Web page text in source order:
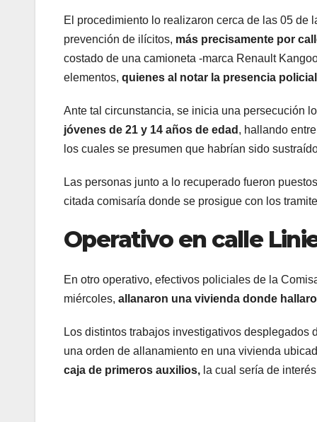
El procedimiento lo realizaron cerca de las 05 de
prevención de ilícitos, más precisamente por
costado de una camioneta -marca Renault
elementos, quienes al notar la presencia
Ante tal circunstancia, se inicia una persecución
jóvenes de 21 y 14 años de edad , hallando
los cuales se presumen que habrían sido
Las personas junto a lo recuperado fueron
citada comisaría donde se prosigue con los
Operativo en calle
En otro operativo, efectivos policiales de la
miércoles, allanaron una vivienda donde
Los distintos trabajos investigativos
una orden de allanamiento en una vivienda
caja de primeros auxilios, la cual sería de